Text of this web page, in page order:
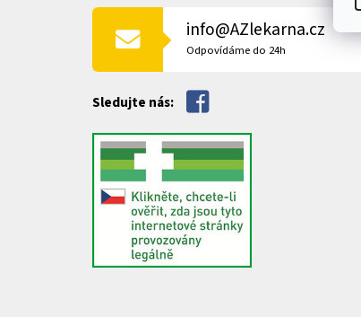
info@AZlekarna.cz
Odpovídáme do 24h
Sledujte nás: